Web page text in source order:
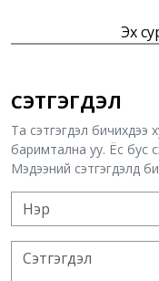
Эх
СЭТГЭГДЭЛ
Та сэтгэгдэл бичихдээ
баримтална уу. Ёс бус
Мэдээний сэтгэгдэлд